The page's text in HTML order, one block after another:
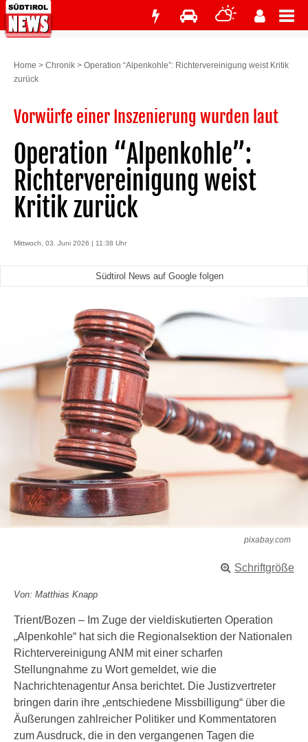
Home > Chronik > Operation “Alpenkohle”: Richtervereinigung weist Kritik
zurück
Vorwürfe einer Inszenierung wurden laut
Operation “Alpenkohle”:
Richtervereinigung weist
Kritik zurück
Mittwoch, 03. Juni 2026 | 11:38 Uhr
Südtirol News auf Google folgen
pixabay.com
Schriftgröße
Von: Matthias Knapp
Trient/Bozen – Im Zuge der vieldiskutierten Operation
„Alpenkohle“ hat sich die Regionalsektion der Nationalen
Richtervereinigung ANM mit einer scharfen
Stellungnahme zu Wort gemeldet, wie die
Nachrichtenagentur Ansa berichtet. Die Justizvertreter
bringen darin ihre „entschiedene Missbilligung“ über die
Äußerungen zahlreicher Politiker und Kommentatoren
zum Ausdruck, die in den vergangenen Tagen die